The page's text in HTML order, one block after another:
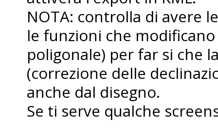
NOTA: controlla di avere
le funzioni che
poligonale) per far si che
(correzione delle
anche dal disegno.
Se ti serve qualche